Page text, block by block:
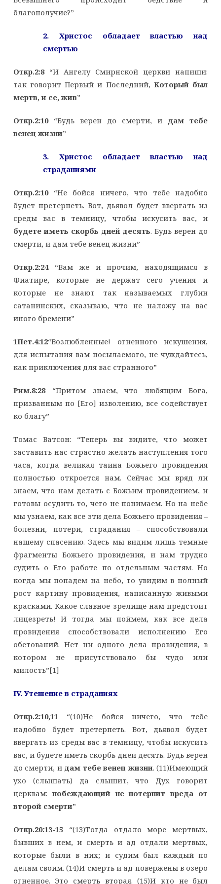
благополучие?”
2. Христос обладает властью над
смертью
Откр.2:8“И Ангелу Смирнской церкви напиши:
так говорит Первый и Последний, Который был
мертв, и се, жив”
Откр.2:10“Будь верен до смерти, и дам тебе
венец жизни”
3. Христос обладает властью над
страданиями
Откр.2:10“Не бойся ничего, что тебе надобно
будет претерпеть. Вот, дьявол будет ввергать из
среды вас в темницу, чтобы искусить вас, и
будете иметь скорбь дней десять. Будь верен до
смерти, и дам тебе венец жизни”
Откр.2:24“Вам же и прочим, находящимся в
Фиатире, которые не держат сего учения и
которые не знают так называемых глубин
сатанинских, сказываю, что не наложу на вас
иного бремени”
1Пет.4:12“Возлюбленные! огненного искушения,
для испытания вам посылаемого, не чуждайтесь,
как приключения для вас странного”
Рим.8:28“Притом знаем, что любящим Бога,
призванным по [Его] изволению, все содействует
ко благу”
Томас Ватсон: “Теперь вы видите, что может
заставить нас страстно желать наступления того
часа, когда великая тайна Божьего провидения
полностью откроется нам. Сейчас мы вряд ли
знаем, что нам делать с Божьим провидением, и
готовы осудить то, чего не понимаем. Но на небе
мы узнаем, как все эти дела Божьего провидения –
болезни, потери, страдания – способствовали
нашему спасению. Здесь мы видим лишь темные
фрагменты Божьего провидения, и нам трудно
судить о Его работе по отдельным частям. Но
когда мы попадем на небо, то увидим в полный
рост картину провидения, написанную живыми
красками. Какое славное зрелище нам предстоит
лицезреть! И тогда мы поймем, как все дела
провидения способствовали исполнению Его
обетований. Нет ни одного дела провидения, в
котором не присутствовало бы чудо или
милость”[1]
IV. Утешение в страданиях
Откр.2:10,11“(10)Не бойся ничего, что тебе
надобно будет претерпеть. Вот, дьявол будет
ввергать из среды вас в темницу, чтобы искусить
вас, и будете иметь скорбь дней десять. Будь верен
до смерти, и дам тебе венец жизни. (11)Имеющий
ухо (слышать) да слышит, что Дух говорит
церквам:побеждающий не потерпит вреда от
второй смерти”
Откр.20:13-15“(13)Тогда отдало море мертвых,
бывших в нем, и смерть и ад отдали мертвых,
которые были в них; и судим был каждый по
делам своим. (14)И смерть и ад повержены в озеро
огненное. Это смерть вторая. (15)И кто не был